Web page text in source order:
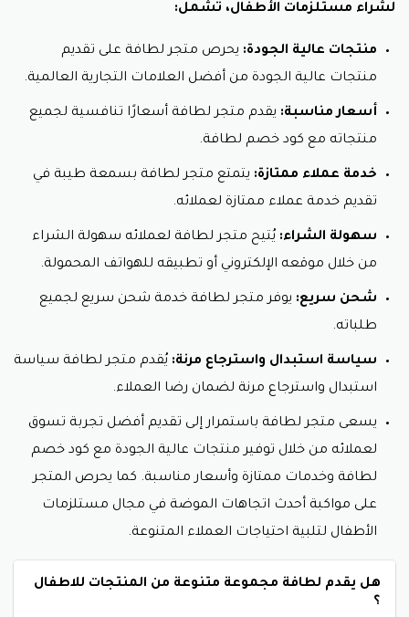
لشراء مستلزمات الأطفال، تشمل:
منتجات عالية الجودة: يحرص متجر لطافة على تقديم
منتجات عالية الجودة من أفضل العلامات التجارية العالمية.
أسعار مناسبة: يقدم متجر لطافة أسعارًا تنافسية لجميع
منتجاته مع كود خصم لطافة.
خدمة عملاء ممتازة: يتمتع متجر لطافة بسمعة طيبة في
تقديم خدمة عملاء ممتازة لعملائه.
سهولة الشراء: يُتيح متجر لطافة لعملائه سهولة الشراء
من خلال موقعه الإلكتروني أو تطبيقه للهواتف المحمولة.
شحن سريع: يوفر متجر لطافة خدمة شحن سريع لجميع
طلباته.
سياسة استبدال واسترجاع مرنة: يُقدم متجر لطافة سياسة
استبدال واسترجاع مرنة لضمان رضا العملاء.
يسعى متجر لطافة باستمرار إلى تقديم أفضل تجربة تسوق
لعملائه من خلال توفير منتجات عالية الجودة مع كود خصم
لطافة وخدمات ممتازة وأسعار مناسبة. كما يحرص المتجر
على مواكبة أحدث اتجاهات الموضة في مجال مستلزمات
الأطفال لتلبية احتياجات العملاء المتنوعة.
هل يقدم لطافة مجموعة متنوعة من المنتجات للاطفال
؟